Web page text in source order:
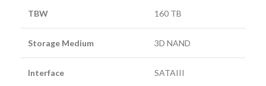
TBW 160 TB
Storage Medium 3D NAND
Interface SATAIII